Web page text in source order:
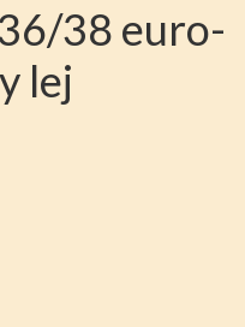
38 euro-
lej